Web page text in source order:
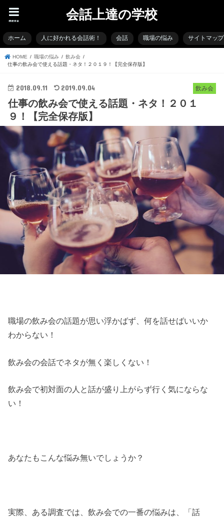
会話上達の学校
menu
ホーム 人に好かれる会話術！ 会話 職場の悩み サイトマップ
HOME 職場の悩み
飲み会
仕事の飲み会で使える話題・ネタ！２０１９！【完全保存版】
飲み会
2018.09.11 2019.09.04
仕事の飲み会で使える話題・ネタ！２０１
９！【完全保存版】
職場の飲み会の話題が思い浮かばず、何を話せばいいか
わからない！
飲み会の会話でネタが無く楽しくない！
飲み会で初対面の人と話が盛り上がらず行く気にならな
い！
あなたもこんな悩み無いでしょうか？
実際、ある調査では、飲み会での一番の悩みは、「話